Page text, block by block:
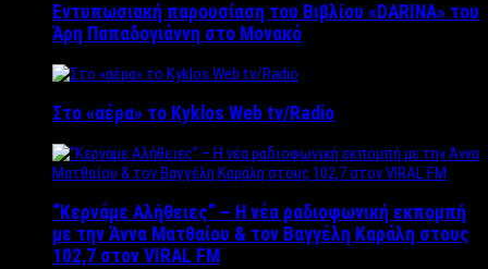
Εντυπωσιακή παρουσίαση του Βιβλίου «DARINA» του
Άρη Παπαδογιάννη στο Μονακό
Στο «αέρα» το Kyklos Web tv/Radio
“Kερνάμε Αλήθειες” – Η νέα ραδιοφωνική εκπομπή
με την Άννα Ματθαίου & τον Βαγγέλη Καράλη στους
102,7 στον VIRAL FM